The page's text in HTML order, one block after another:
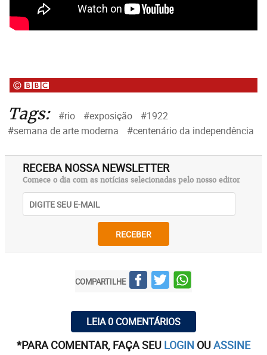
Tags: #rio #exposição
#1922
#semana de arte moderna
#centenário da independência
RECEBA NOSSA NEWSLETTER
Comece o dia com as notícias selecionadas pelo nosso editor
RECEBER
COMPARTILHE
LEIA 0 COMENTÁRIOS
*PARA COMENTAR, FAÇA SEU LOGIN OUASSINE